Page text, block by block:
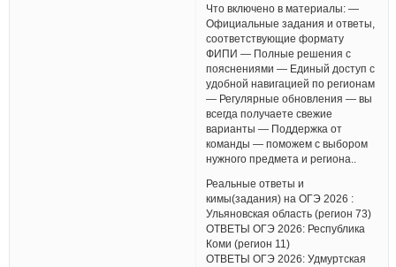
Что включено в материалы: —
Официальные задания и ответы,
соответствующие формату
ФИПИ — Полные решения с
пояснениями — Единый доступ с
удобной навигацией по регионам
— Регулярные обновления — вы
всегда получаете свежие
варианты — Поддержка от
команды — поможем с выбором
нужного предмета и региона..
Реальные ответы и
кимы(задания) на ОГЭ 2026 :
Ульяновская область (регион 73)
ОТВЕТЫ ОГЭ 2026: Республика
Коми (регион 11)
ОТВЕТЫ ОГЭ 2026: Удмуртская